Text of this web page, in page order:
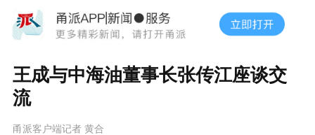
王成与中海油董事长张传江座谈交
流
甬派客户端记者 黄合